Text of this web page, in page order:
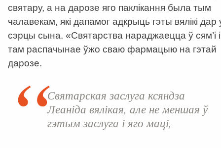
святару, а на дарозе яго паклікання была тым
чалавекам, які дапамог адкрыць гэты вялікі дар
сэрцы сына. «Святарства нараджаецца ў сям’і і
там распачынае ўжо сваю фармацыю на гэтай
дарозе.
Святарская заслуга ксяндза
Леаніда вялікая, але не меншая ў
гэтым заслуга і яго маці,